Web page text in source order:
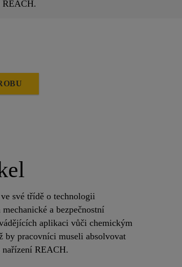
REACH.
své třídě o technologii
a bezpečnostní
aplikaci vůči chemickým
by pracovníci museli absolvovat
nařízení REACH.